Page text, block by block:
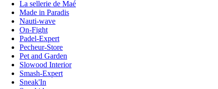
La sellerie de Maé
Made in Paradis
Nauti-wave
On-Fight
Padel-Expert
Pecheur-Store
Pet and Garden
Slowood Interior
Smash-Expert
Sneak'In